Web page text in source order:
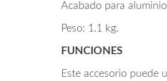
Acabado para
Peso: 1.1 kg.
FUNCIONES
Este accesorio puede